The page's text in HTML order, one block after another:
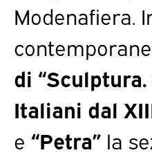
Modenafiera.
di
Italiani dal
e “Petra” la